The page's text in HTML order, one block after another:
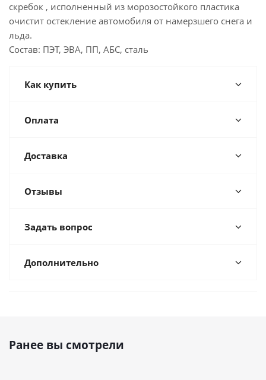
скребок , исполненный из морозостойкого пластика
очистит остекление автомобиля от намерзшего снега и
льда.
Состав: ПЭТ, ЭВА, ПП, АБС, сталь
Как купить
Оплата
Доставка
Отзывы
Задать вопрос
Дополнительно
Ранее вы смотрели